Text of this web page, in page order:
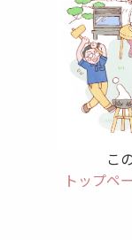
こ
トップペ